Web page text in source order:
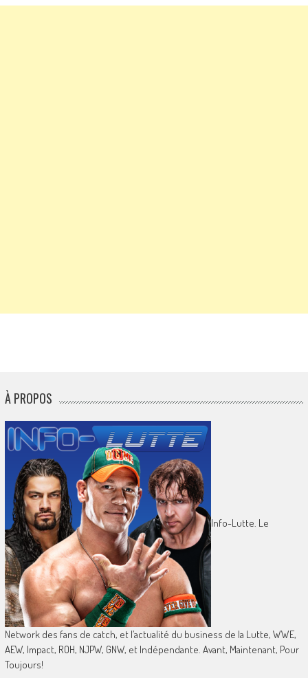
À PROPOS
Info-Lutte. Le
Network des fans de catch, et l’actualité du business de la Lutte, WWE,
AEW, Impact, ROH, NJPW, GNW, et Indépendante. Avant, Maintenant, Pour
Toujours!